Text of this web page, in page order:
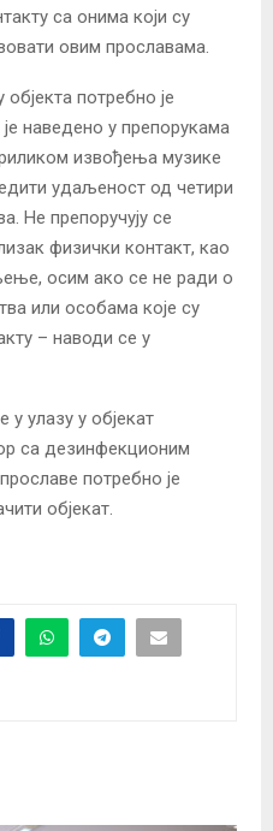
са онима који су
овим прославама.
потребно је
наведено у препорукама
извођења музике
удаљеност од четири
Не препоручују се
физички контакт, као
осим ако се не ради о
или особама које су
– наводи се у
у улазу у објекат
са дезинфекционим
потребно је
објекат.